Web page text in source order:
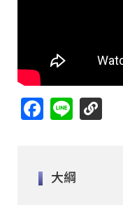
Facebook
Line
大綱